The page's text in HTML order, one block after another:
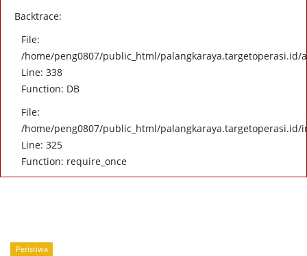
Backtrace:
File:
/home/peng0807/public_html/
Line: 338
Function: DB
File:
/home/peng0807/public_html/palangkaraya.targetoperasi.id/
Line: 325
Function: require_once
Peristiwa